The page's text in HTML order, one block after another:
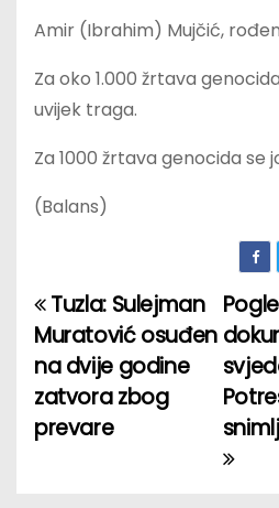
Amir (Ibrahim) Mujčić, rođen
Za oko 1.000 žrtava
uvijek traga.
Za 1000 žrtava genocida se
(Balans)
P
o
s
t
Tuzla: Sulejman
Muratović osuđen
na dvije godine
zatvora zbog
prevare